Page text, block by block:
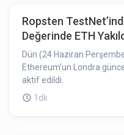
Ropsten
Değerinde ETH
Dün (24 Haziran
Ethereum’un Londra
aktif edildi.
1dk